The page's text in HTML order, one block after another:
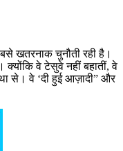
खतरनाक चुनौती रही है।
क्योंकि वे टेसुवे नहीं बहातीं, वे
से। वे ‘दी हुई आज़ादी” और